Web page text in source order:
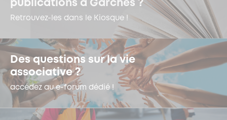
publications à Garches ?
Retrouvez-les dans le Kiosque !
Des questions sur la vie
associative ?
accédez au e-forum dédié !